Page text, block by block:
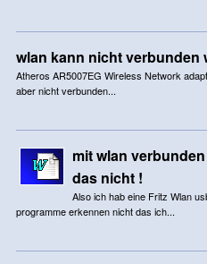
wlan kann nicht verbunden
Atheros AR5007EG Wireless Network
aber nicht verbunden...
mit wlan
das nicht !
Also ich hab eine Fritz Wlan
programme erkennen nicht das ich...